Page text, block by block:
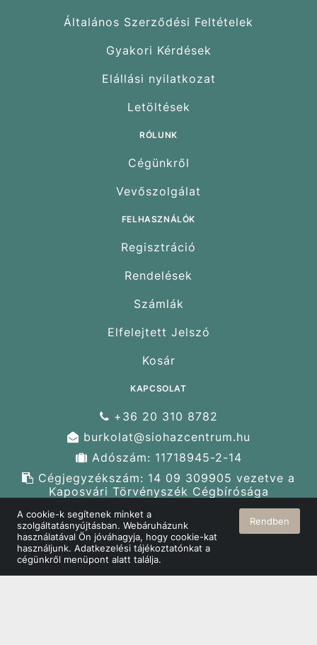
A cookie-k segítenek minket a
szolgáltatásnyújtásban. Webáruházunk
használatával Ön jóváhagyja, hogy cookie-kat
használjunk. Adatkezelési tájékoztatónkat a
cégünkről menüpont alatt találja.
Rendben
Általános Szerződési Feltételek
Gyakori Kérdések
Elállási nyilatkozat
Letöltések
RÓLUNK
Cégünkről
Vevőszolgálat
FELHASZNÁLÓK
Regisztráció
Rendelések
Számlák
Elfelejtett Jelszó
Kosár
KAPCSOLAT
+36 20 310 8782
burkolat@siohazcentrum.hu
Adószám: 11718945-2-14
Cégjegyzékszám: 14 09 309905 vezetve a
Kaposvári Törvényszék Cégbírósága
Cím: 8600 Siófok, Ipar u. 2.